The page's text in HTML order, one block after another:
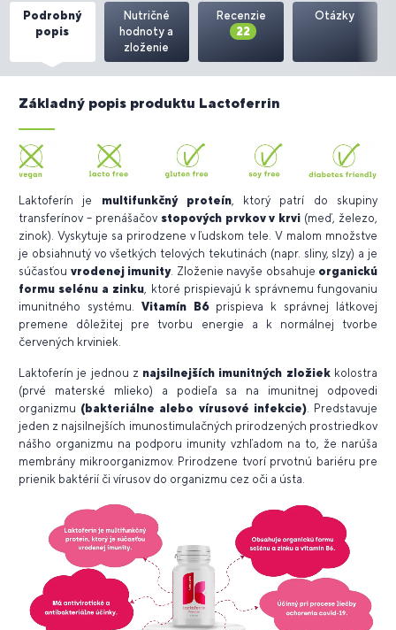
Podrobný
popis
Nutričné
hodnoty a
zloženie
Recenzie
22
Otázky
Základný popis produktu Lactoferrin
Laktoferín je multifunkčný proteín, ktorý patrí do skupiny
transferínov – prenášačov stopových prvkov v krvi (meď, železo,
zinok). Vyskytuje sa prirodzene v ľudskom tele. V malom množstve
je obsiahnutý vo všetkých telových tekutinách (napr. sliny, slzy) a je
súčasťou vrodenej imunity. Zloženie navyše obsahuje organickú
formu selénu a zinku, ktoré prispievajú k správnemu fungovaniu
imunitného systému. Vitamín B6prispieva k správnej látkovej
premene dôležitej pre tvorbu energie a k normálnej tvorbe
červených krviniek.
Laktoferín je jednou z najsilnejších imunitných zložiekkolostra
(prvé materské mlieko) a podieľa sa na imunitnej odpovedi
organizmu ( bakteriálne alebo vírusové infekcie). Predstavuje
jeden z najsilnejších imunostimulačných prirodzených prostriedkov
nášho organizmu na podporu imunity vzhľadom na to, že narúša
membrány mikroorganizmov. Prirodzene tvorí prvotnú bariéru pre
prienik baktérií či vírusov do organizmu cez oči a ústa.